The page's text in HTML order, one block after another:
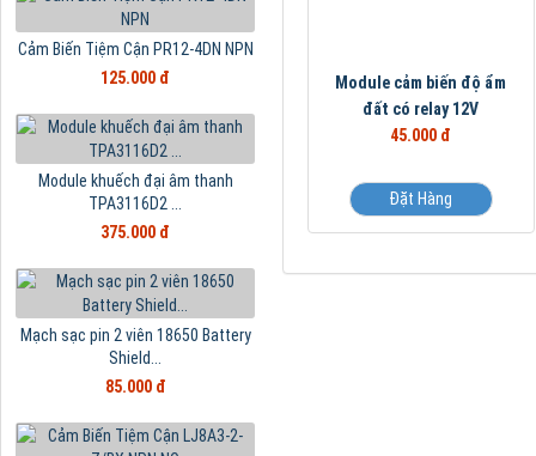
Module cảm biến độ ẩm
đất có relay 12V
45.000 đ
Đặt Hàng
Cảm Biến Tiệm Cận PR12-4DN NPN
125.000 đ
Module khuếch đại âm thanh
TPA3116D2 ...
375.000 đ
Mạch sạc pin 2 viên 18650 Battery
Shield...
85.000 đ